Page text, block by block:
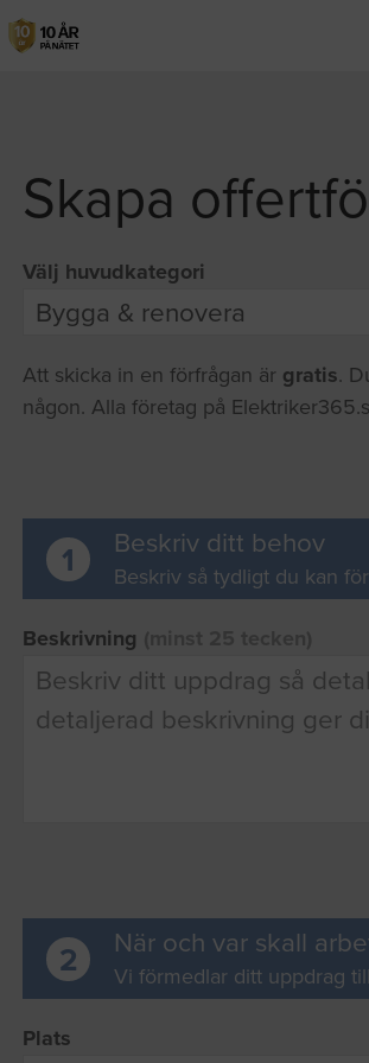
Skapa
Välj huvudkategori
Att skicka in en förfrågan är gratis.
någon. Alla företag på
1 Beskriv ditt behov
Beskriv så tydligt du kan
Beskrivning
2 När och var skall
Vi förmedlar ditt uppdrag
Plats